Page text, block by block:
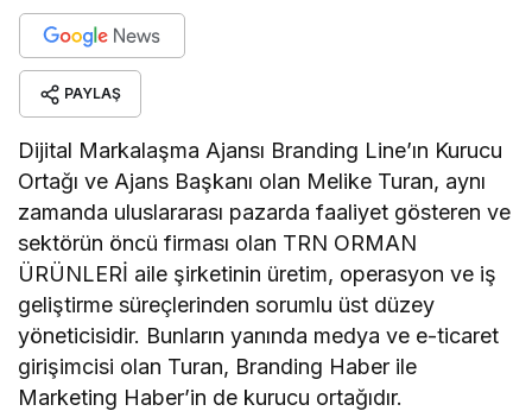
PAYLAŞ
Dijital Markalaşma Ajansı Branding Line’ın Kurucu
Ortağı ve Ajans Başkanı olan Melike Turan, aynı
zamanda uluslararası pazarda faaliyet gösteren ve
sektörün öncü firması olan TRN ORMAN
ÜRÜNLERİ aile şirketinin üretim, operasyon ve iş
geliştirme süreçlerinden sorumlu üst düzey
yöneticisidir. Bunların yanında medya ve e-ticaret
girişimcisi olan Turan, Branding Haber ile
Marketing Haber’in de kurucu ortağıdır.